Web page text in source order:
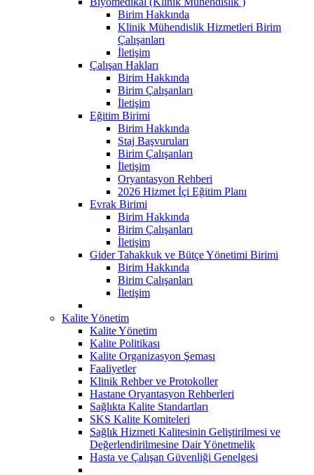
Birim Hakkında
Klinik Mühendislik Hizmetleri Birim
Çalışanları
İletişim
Çalışan Hakları
Birim Hakkında
Birim Çalışanları
İletişim
Eğitim Birimi
Birim Hakkında
Staj Başvuruları
Birim Çalışanları
İletişim
Oryantasyon Rehberi
2026 Hizmet İçi Eğitim Planı
Evrak Birimi
Birim Hakkında
Birim Çalışanları
İletişim
Gider Tahakkuk ve Bütçe Yönetimi Birimi
Birim Hakkında
Birim Çalışanları
İletişim
Kalite Yönetim
Kalite Yönetim
Kalite Politikası
Kalite Organizasyon Şeması
Faaliyetler
Klinik Rehber ve Protokoller
Hastane Oryantasyon Rehberleri
Sağlıkta Kalite Standartları
SKS Kalite Komiteleri
Sağlık Hizmeti Kalitesinin Geliştirilmesi ve
Değerlendirilmesine Dair Yönetmelik
Hasta ve Çalışan Güvenliği Genelgesi